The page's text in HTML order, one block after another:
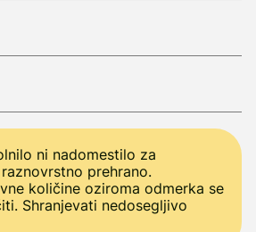
ni nadomestilo za
prehrano.
količine oziroma odmerka se
Shranjevati nedosegljivo